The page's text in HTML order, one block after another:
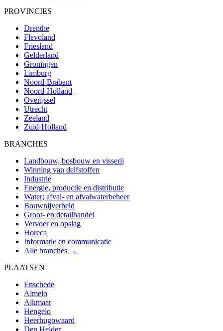
PROVINCIES
Drenthe
Flevoland
Friesland
Gelderland
Groningen
Limburg
Noord-Brabant
Noord-Holland
Overijssel
Utrecht
Zeeland
Zuid-Holland
BRANCHES
Landbouw, bosbouw en visserij
Winning van delfstoffen
Industrie
Energie, productie en distributie
Water; afval- en afvalwaterbeheer
Bouwnijverheid
Groot- en detailhandel
Vervoer en opslag
Horeca
Informatie en communicatie
Alle branches →
PLAATSEN
Enschede
Almelo
Alkmaar
Hengelo
Heerhugowaard
Den Helder